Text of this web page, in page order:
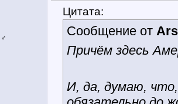
♂
Цитата:
Сообщение от
Причём здесь
И, да, думаю, что,